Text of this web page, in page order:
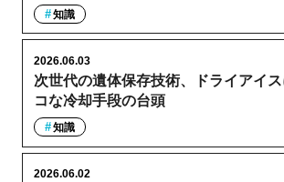
知識
次世代の遺体保存技術、ドライアイ
コな冷却手段の台頭
2026.06.03
知識
2026.06.02